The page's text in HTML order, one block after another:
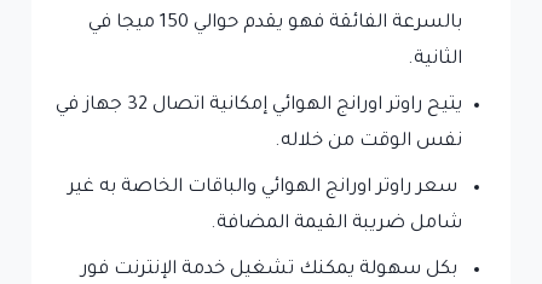
بالسرعة الفائقة فهو يقدم حوالي 150 ميجا في
الثانية.
يتيح راوتر اورانج الهوائي إمكانية اتصال 32 جهاز في
نفس الوقت من خلاله.
سعر راوتر اورانج الهوائي والباقات الخاصة به غير
شامل ضريبة القيمة المضافة.
‏بكل سهولة يمكنك تشغيل خدمة الإنترنت فور